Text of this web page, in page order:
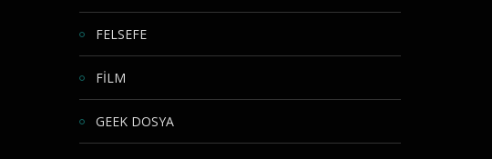
FELSEFE
FİLM
GEEK DOSYA